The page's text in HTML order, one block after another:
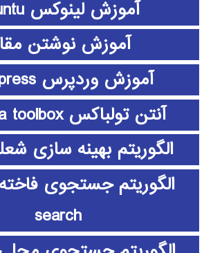
آموزش لینوکس ubuntu
آموزش نوشتن
آموزش وردپرس wordpress
آنتن تولباکس antenna toolbox
الگوریتم بهینه سازی
search